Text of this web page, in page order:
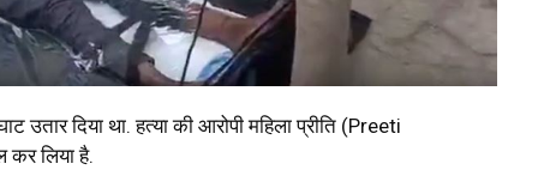
दिया था. हत्या की आरोपी महिला प्रीति (Preeti
लिया है.